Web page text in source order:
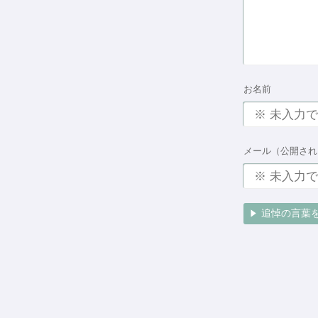
お名前
メール（公開さ